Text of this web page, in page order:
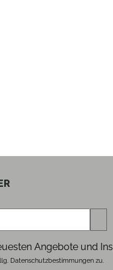
Angebote und
Datenschutzbestimmungen zu.